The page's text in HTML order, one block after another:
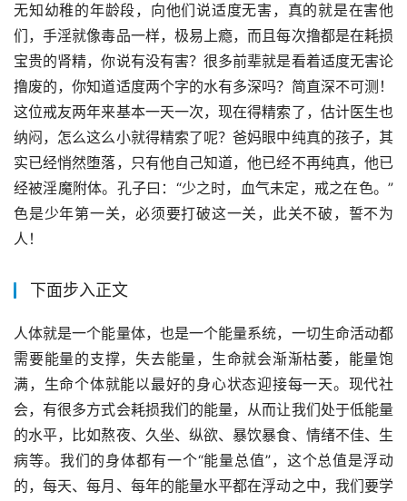
无知幼稚的年龄段，向他们说适度无害，真的就是在害他
们，手淫就像毒品一样，极易上瘾，而且每次撸都是在耗损
宝贵的肾精，你说有没有害？很多前辈就是看着适度无害论
撸废的，你知道适度两个字的水有多深吗？简直深不可测！
这位戒友两年来基本一天一次，现在得精索了，估计医生也
纳闷，怎么这么小就得精索了呢？爸妈眼中纯真的孩子，其
实已经悄然堕落，只有他自己知道，他已经不再纯真，他已
经被淫魔附体。孔子曰：“少之时，血气未定，戒之在色。”
色是少年第一关，必须要打破这一关，此关不破，誓不为
人！
下面步入正文
人体就是一个能量体，也是一个能量系统，一切生命活动都
需要能量的支撑，失去能量，生命就会渐渐枯萎，能量饱
满，生命个体就能以最好的身心状态迎接每一天。现代社
会，有很多方式会耗损我们的能量，从而让我们处于低能量
的水平，比如熬夜、久坐、纵欲、暴饮暴食、情绪不佳、生
病等。我们的身体都有一个“能量总值”，这个总值是浮动
的，每天、每月、每年的能量水平都在浮动之中，我们要学